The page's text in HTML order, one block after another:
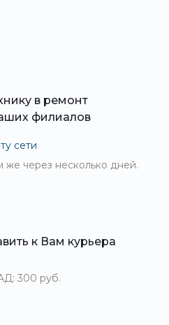
в ремонт
филиалов
сети
же через несколько дней.
к Вам курьера
300 руб.